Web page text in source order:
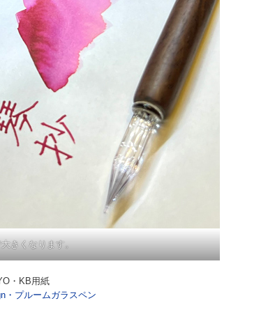
きくなります。
・KB用紙
・プルームガラスペン